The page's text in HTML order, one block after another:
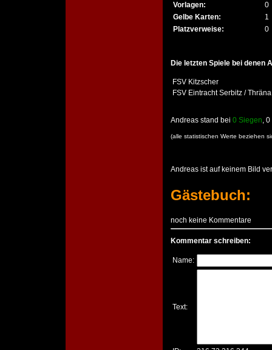
Vorlagen:
0
Gelbe Karten:
1
Platzverweise:
0
Die letzten Spiele bei denen
FSV Kitzscher
FSV Eintracht Serbitz / Thräna
Andreas stand bei 0 Siegen,
(alle statistischen Werte beziehen
Andreas ist auf keinem Bild
Gästebuch:
noch keine Kommentare
Kommentar schreiben:
Name:
Text: